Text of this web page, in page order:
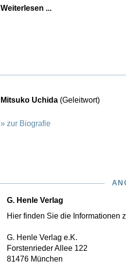
Weiterlesen ...
Mitsuko Uchida (Geleitwort)
» zur Biografie
G. Henle Verlag
Hier finden Sie die Informationen
G. Henle Verlag e.K.
Forstenrieder Allee 122
81476 München